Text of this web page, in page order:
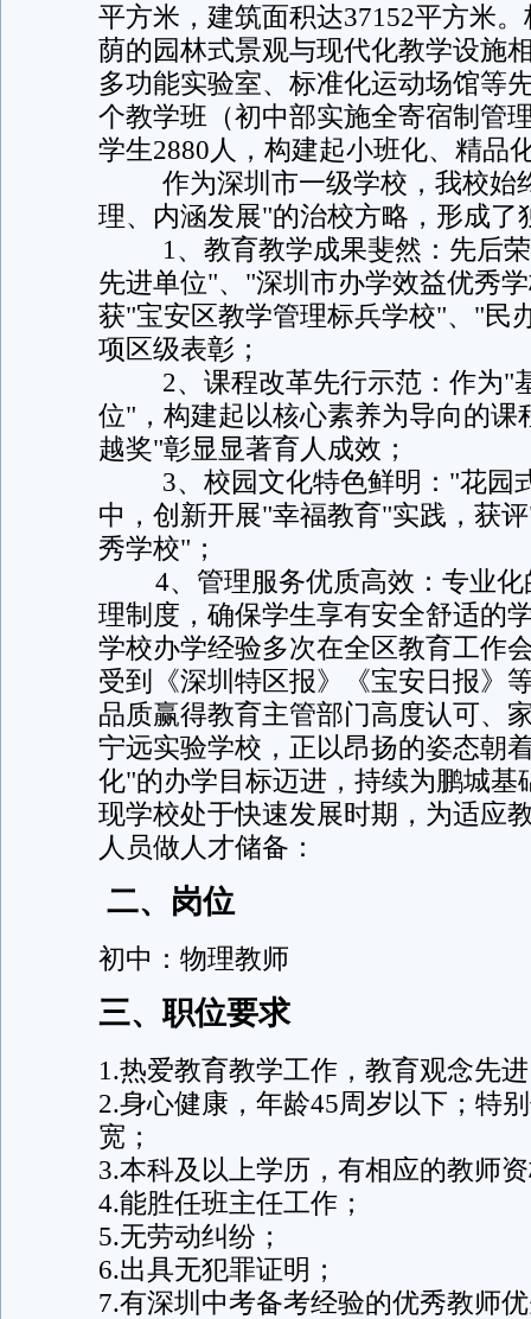
平方米，建筑面积达37152平方米
荫的园林式景观与现代化教学设施
多功能实验室、标准化运动场馆等
个教学班（初中部实施全寄宿制管
学生2880人，构建起小班化、精品
作为深圳市一级学校，我校始
理、内涵发展"的治校方略，形成了
1、教育教学成果斐然：先后荣
先进单位"、"深圳市办学效益优秀
获"宝安区教学管理标兵学校"、"民
项区级表彰；
2、课程改革先行示范：作为"
位"，构建起以核心素养为导向的
越奖"彰显显著育人成效；
3、校园文化特色鲜明："花园
中，创新开展"幸福教育"实践，获
秀学校"；
4、管理服务优质高效：专业化
理制度，确保学生享有安全舒适的
学校办学经验多次在全区教育工作
受到《深圳特区报》《宝安日报》
品质赢得教育主管部门高度认可、
宁远实验学校，正以昂扬的姿态朝
化"的办学目标迈进，持续为鹏城基
现学校处于快速发展时期，为适应
人员做人才储备：
二、岗位
初中：物理教师
三、职位要求
1.热爱教育教学工作，教育观念先
2.身心健康，年龄45周岁以下；特
宽；
3.本科及以上学历，有相应的教师
4.能胜任班主任工作；
5.无劳动纠纷；
6.出具无犯罪证明；
7.有深圳中考备考经验的优秀教师